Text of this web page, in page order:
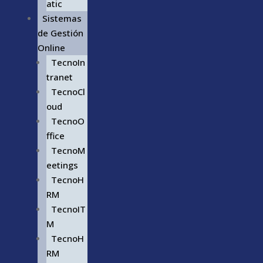
atic
Sistemas
de Gestión
Online
TecnoIn
tranet
TecnoCl
oud
TecnoO
ffice
TecnoM
eetings
TecnoH
RM
TecnoIT
M
TecnoH
RM